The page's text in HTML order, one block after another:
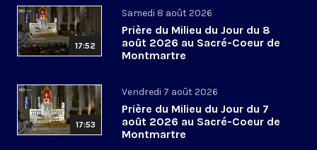
17:52
Samedi 8 août 2026
Prière du Milieu du Jour du 8
août 2026 au Sacré-Coeur de
Montmartre
17:53
Vendredi 7 août 2026
Prière du Milieu du Jour du 7
août 2026 au Sacré-Coeur de
Montmartre